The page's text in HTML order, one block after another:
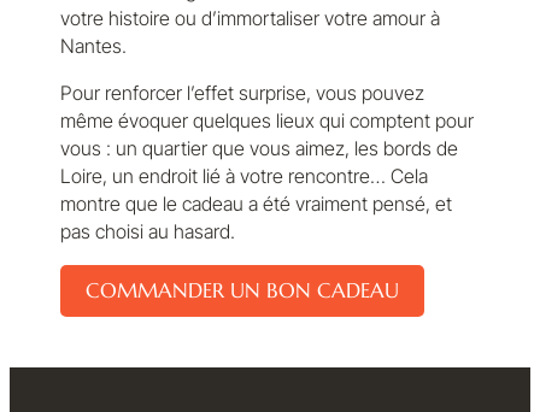
votre histoire ou d’immortaliser votre amour à
Nantes.
Pour renforcer l’effet surprise, vous pouvez
même évoquer quelques lieux qui comptent pour
vous : un quartier que vous aimez, les bords de
Loire, un endroit lié à votre rencontre… Cela
montre que le cadeau a été vraiment pensé, et
pas choisi au hasard.
COMMANDER UN BON CADEAU